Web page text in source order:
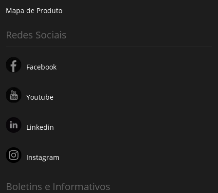
Mapa de Produto
Redes Sociais
Facebook
Youtube
Linkedin
Instagram
Boletins e Informativos